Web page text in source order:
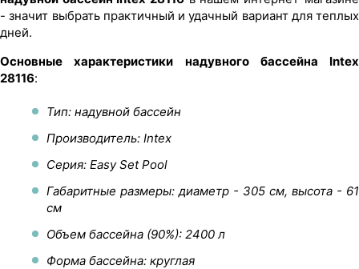
- значит выбрать практичный и удачный вариант для теплых
дней.
Основные характеристики надувного бассейна Intex
28116:
Тип: надувной бассейн
Производитель: Intex
Серия: Easy Set Pool
Габаритные размеры: диаметр - 305 см, высота - 61
см
Объем бассейна (90%): 2400 л
Форма бассейна: круглая